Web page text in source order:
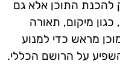
להכנת התוכן אלא גם
מיקום, תאורה
מראש כדי למנוע
על הרושם הכללי.